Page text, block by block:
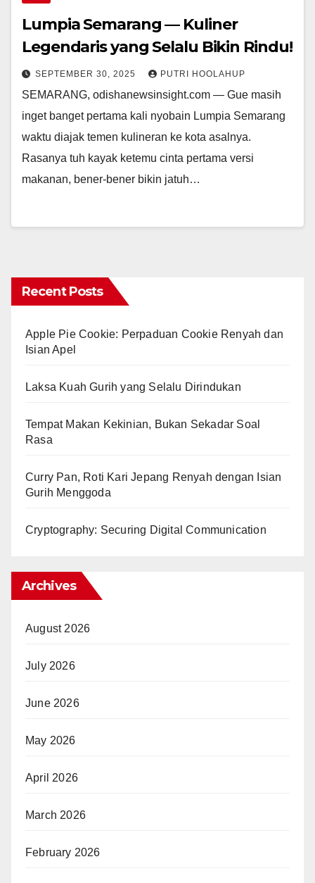
Lumpia Semarang — Kuliner
Legendaris yang Selalu Bikin Rindu!
SEPTEMBER 30, 2025 PUTRI HOOLAHUP
SEMARANG, odishanewsinsight.com — Gue masih
inget banget pertama kali nyobain Lumpia Semarang
waktu diajak temen kulineran ke kota asalnya.
Rasanya tuh kayak ketemu cinta pertama versi
makanan, bener-bener bikin jatuh…
Recent Posts
Apple Pie Cookie: Perpaduan Cookie Renyah dan
Isian Apel
Laksa Kuah Gurih yang Selalu Dirindukan
Tempat Makan Kekinian, Bukan Sekadar Soal
Rasa
Curry Pan, Roti Kari Jepang Renyah dengan Isian
Gurih Menggoda
Cryptography: Securing Digital Communication
Archives
August 2026
July 2026
June 2026
May 2026
April 2026
March 2026
February 2026